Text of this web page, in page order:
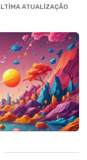
ATUALIZAÇÃO